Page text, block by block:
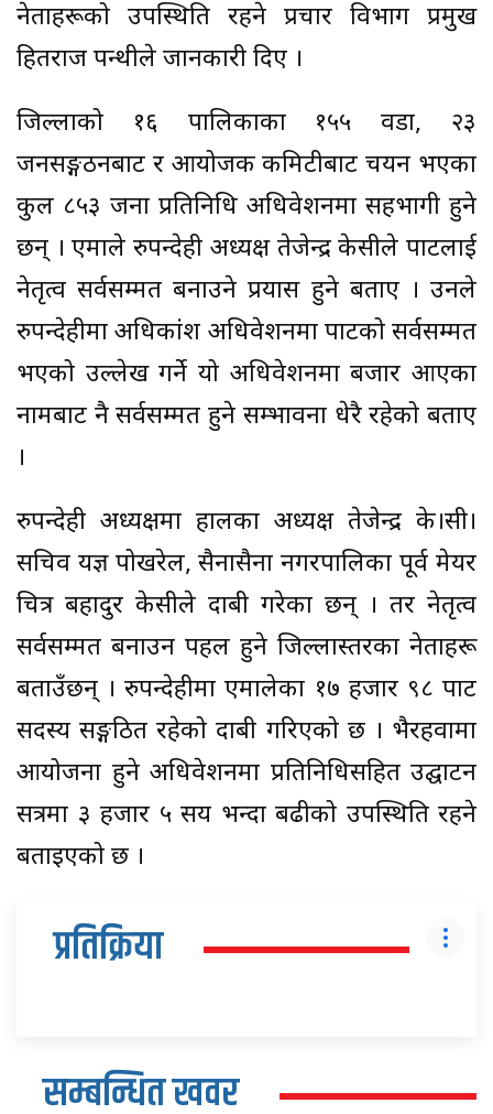
नेताहरूको उपस्थिति रहने प्रचार विभाग प्रमुख
हितराज पन्थीले जानकारी दिए ।
जिल्लाको १६ पालिकाका १५५ वडा, २३
जनसङ्गठनबाट र आयोजक कमिटीबाट चयन भएका
कुल ८५३ जना प्रतिनिधि अधिवेशनमा सहभागी हुने
छन् । एमाले रुपन्देही अध्यक्ष तेजेन्द्र केसीले पार्टीलाई
नेतृत्व सर्वसम्मत बनाउने प्रयास हुने बताए । उनले
रुपन्देहीमा अधिकांश अधिवेशनमा पार्टीको सर्वसम्मत
भएको उल्लेख गर्ने यो अधिवेशनमा बजार आएका
नामबाट नै सर्वसम्मत हुने सम्भावना धेरै रहेको बताए
।
रुपन्देही अध्यक्षमा हालका अध्यक्ष तेजेन्द्र के।सी।
सचिव यज्ञ पोखरेल, सैनासैना नगरपालिका पूर्व मेयर
चित्र बहादुर केसीले दाबी गरेका छन् । तर नेतृत्व
सर्वसम्मत बनाउन पहल हुने जिल्लास्तरका नेताहरू
बताउँछन् । रुपन्देहीमा एमालेका १७ हजार ९८ पार्टी
सदस्य सङ्गठित रहेको दाबी गरिएको छ । भैरहवामा
आयोजना हुने अधिवेशनमा प्रतिनिधिसहित उद्घाटन
सत्रमा ३ हजार ५ सय भन्दा बढीको उपस्थिति रहने
बताइएको छ ।
प्रतिक्रिया
सम्बन्धित खवर